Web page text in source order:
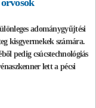
adománygyűjtési
kisgyermekek számára.
pedig csúcstechnológiás
lett a pécsi